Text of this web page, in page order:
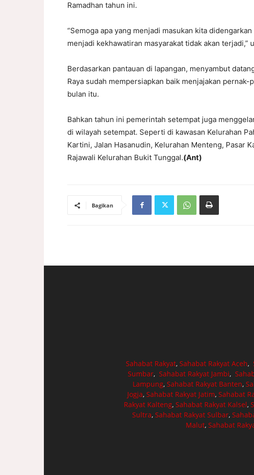
Ramadhan tahun ini.
“Semoga apa yang menjadi masukan kita
menjadi kekhawatiran masyarakat tidak akan terjadi,”
Berdasarkan pantauan di lapangan, menyambut
Raya sudah mempersiapkan baik menjajakan
bulan itu.
Bahkan tahun ini pemerintah setempat juga
di wilayah setempat. Seperti di kawasan Kelurahan
Kartini, Jalan Hasanudin, Kelurahan Menteng, Pasar
Rajawali Kelurahan Bukit Tunggal.(Ant)
Bagikan
Sahabat Rakyat, Sahabat Rakyat Aceh,
Sumbar,Sahabat Rakyat Jambi,
Lampung, Sahabat Rakyat Banten,
Jogja, Sahabat Rakyat Jatim, Sahabat
Rakyat Kalteng, Sahabat Rakyat Kalsel,
Sultra, Sahabat Rakyat Sulbar,
Malut, Sahabat